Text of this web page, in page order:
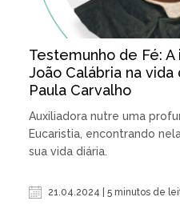
Testemunho de Fé:
João Calábria na
Paula Carvalho
Auxiliadora nutre uma
Eucaristia, encontrando
sua vida diária.
21.04.2024 | 5 minutos de